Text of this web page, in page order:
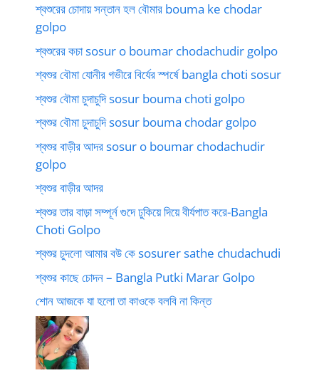
শ্বশুরের চোদায় সন্তান হল বৌমার bouma ke chodar
golpo
শ্বশুরের কচা sosur o boumar chodachudir golpo
শ্বশুর বৌমা যোনীর গভীরে বির্যের স্পর্ষে bangla choti sosur
শ্বশুর বৌমা চুদাচুদি sosur bouma choti golpo
শ্বশুর বৌমা চুদাচুদি sosur bouma chodar golpo
শ্বশুর বাড়ীর আদর sosur o boumar chodachudir
golpo
শ্বশুর বাড়ীর আদর
শ্বশুর তার বাড়া সম্পূর্ন গুদে ঢুকিয়ে দিয়ে বীর্যপাত করে-Bangla
Choti Golpo
শ্বশুর চুদলো আমার বউ কে sosurer sathe chudachudi
শ্বশুর কাছে চোদন – Bangla Putki Marar Golpo
শোন আজকে যা হলো তা কাওকে বলবি না কিন্ত